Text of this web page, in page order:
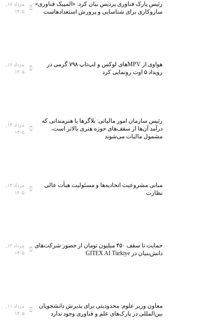
رئیس پارک فناوری پردیس بیان کرد: «المپیک فناوری»
سازوکاری برای شناسایی و پرورش استعدادهاست
مرداد ۱۷,
۱۴۰۵
هواوی از MPVهای لوکس و لپ‌تاپ ۷۹۸ گرمی در
رویداد ۵ اوت رونمایی کرد
مرداد ۱۶,
۱۴۰۵
رئیس سازمان امور مالیاتی: بلاگر‌ها یا هنرمندانی که
درآمد آن‌ها از سقف‌های حوزه هنری بالاتر است،
مشمول مالیات می‌شوند
مرداد ۱۴,
۱۴۰۵
مبانی مشروعیت اتحادیه‌ها و مسئولیت هیأت عالی
نظارت
مرداد ۱۴,
۱۴۰۵
حمایت تا سقف ۴۵۰ میلیون تومان از حضور شرکت‌های
دانش‌بنیان در GITEX AI Türkiye
مرداد ۱۲,
۱۴۰۵
معاون وزیر علوم: محدودیتی برای پذیرش دانشجویان
بین‌المللی در پارک‌های علم و فناوری وجود ندارد
مرداد ۱۱,
۱۴۰۵